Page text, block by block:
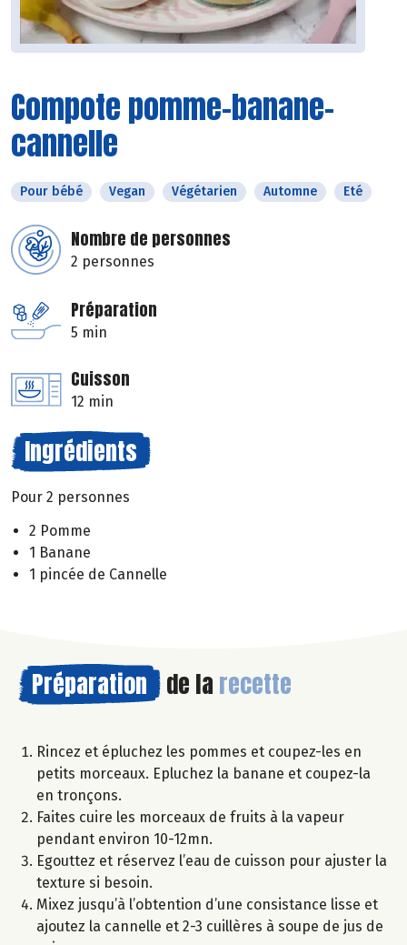
Compote pomme-banane-
cannelle
Pour bébé Vegan Végétarien Automne Eté
Nombre de personnes
2 personnes
Préparation
5 min
Cuisson
12 min
Ingrédients
Pour 2 personnes
2 Pomme
1 Banane
1 pincée de Cannelle
Préparation de la recette
Rincez et épluchez les pommes et coupez-les en
petits morceaux. Epluchez la banane et coupez-la
en tronçons.
Faites cuire les morceaux de fruits à la vapeur
pendant environ 10-12mn.
Egouttez et réservez l’eau de cuisson pour ajuster la
texture si besoin.
Mixez jusqu’à l’obtention d’une consistance lisse et
ajoutez la cannelle et 2-3 cuillères à soupe de jus de